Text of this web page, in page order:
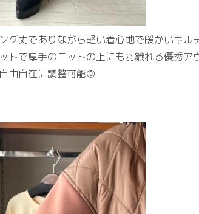
グ丈でありながら軽い着心地で暖かいキル
トで厚手のニットの上にも羽織れる優秀ア
由自在に調整可能◎